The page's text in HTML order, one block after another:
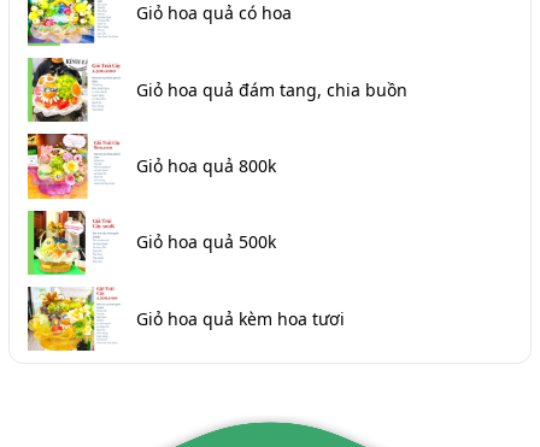
Giỏ hoa quả có hoa
Giỏ hoa quả đám tang, chia buồn
Giỏ hoa quả 800k
Giỏ hoa quả 500k
Giỏ hoa quả kèm hoa tươi